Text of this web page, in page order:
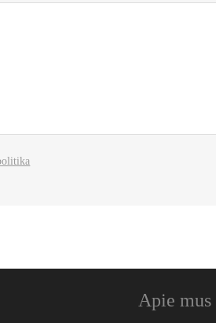
Apie mus